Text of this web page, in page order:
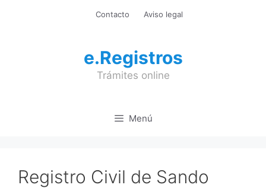
Contacto Aviso legal
e.Registros
Trámites online
Menú
Registro Civil de Sando